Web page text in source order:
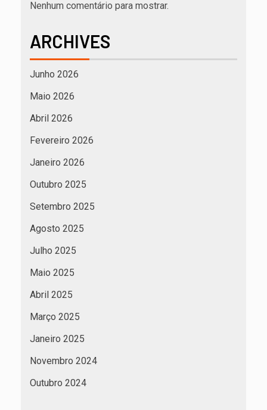
Nenhum comentário para mostrar.
ARCHIVES
Junho 2026
Maio 2026
Abril 2026
Fevereiro 2026
Janeiro 2026
Outubro 2025
Setembro 2025
Agosto 2025
Julho 2025
Maio 2025
Abril 2025
Março 2025
Janeiro 2025
Novembro 2024
Outubro 2024